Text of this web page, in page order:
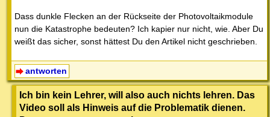
Dass dunkle Flecken an der Rückseite der Photovoltaikmodule
nun die Katastrophe bedeuten? Ich kapier nur nicht, wie. Aber Du
weißt das sicher, sonst hättest Du den Artikel nicht geschrieben.
antworten
Ich bin kein Lehrer, will also auch nichts lehren. Das
Video soll als Hinweis auf die Problematik dienen.